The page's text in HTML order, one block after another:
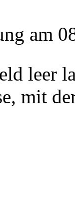
am
leer
mit